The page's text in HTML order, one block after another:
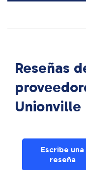
Reseñas
Unionville
Escribe una
reseña